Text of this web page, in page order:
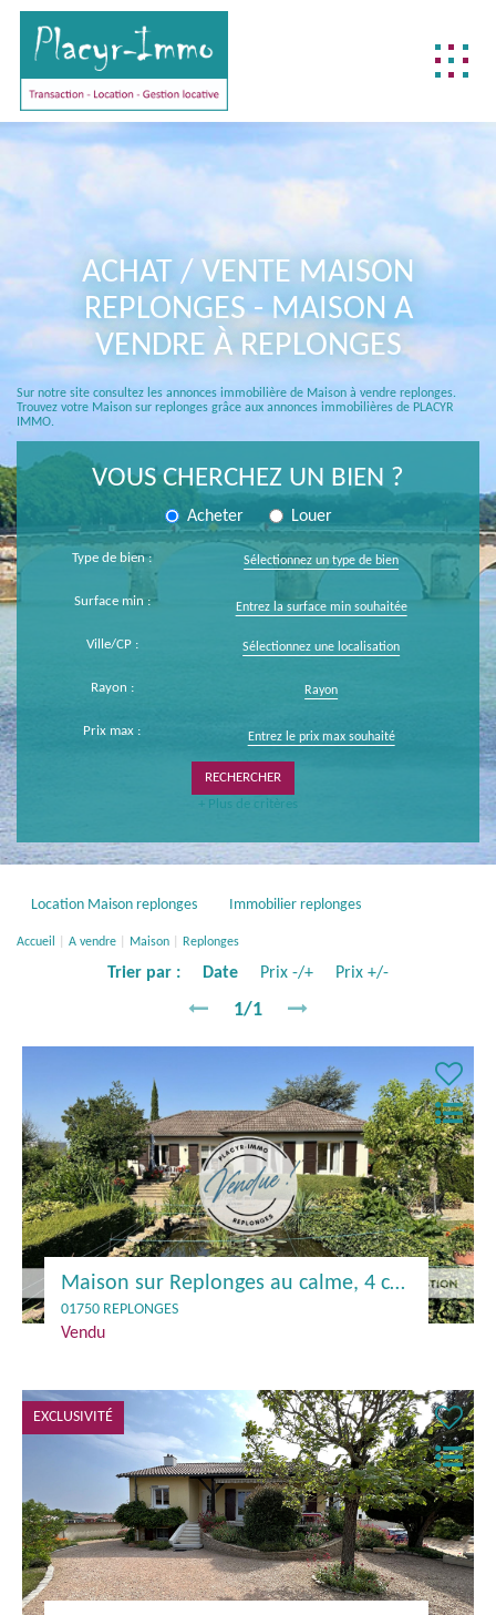
NOTRE DIFFÉRENCE
NOS MÉTIERS
BIENS DÉJÀ VENDUS
REJOIGNEZ-NOUS !
CONTACTEZ-NOUS !
ACCÈS CLIENT
FNAIM
ACHAT / VENTE MAISON
REPLONGES - MAISON A
VENDRE À REPLONGES
Sur notre site consultez les annonces immobilière de Maison à vendre replonges.
Trouvez votre Maison sur replonges grâce aux annonces immobilières de PLACYR
IMMO.
VOUS CHERCHEZ UN BIEN ?
Acheter Louer
Type de bien : Sélectionnez un type de bien
Surface min :
Ville/CP : Sélectionnez une localisation
Rayon : Rayon
Prix max :
+ Plus de critères
Location Maison replonges Immobilier replonges
Accueil A vendre Maison Replonges
Trier par : Date Prix -/+ Prix +/-
1/1
Maison sur Replonges au calme, 4 chambres avec 2 030 m² de terrain
01750 REPLONGES
Vendu
EXCLUSIVITÉ